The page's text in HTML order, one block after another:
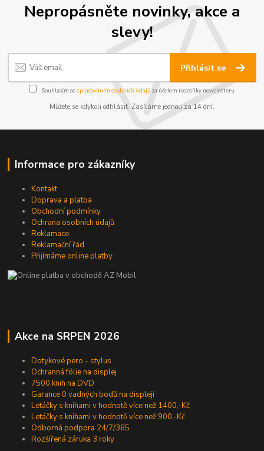
Nepropásněte novinky, akce a
slevy!
Přihlásit se
Souhlasím se zpracováním osobních údajůza účelem rozesílky newsletteru.
Můžete se kdykoli odhlásit. Zasíláme jednou za 14 dní.
Informace pro zákazníky
Kontakt
Doprava a platba
Obchodní podmínky
Ochrana osobních údajů
Reklamace
Reklamační řád
Přijímáme online platby
Akce na SRPEN 2026
Dotykové pero - stylus
Ochranná fólie na displej
7500 knih na DVD
Garance 0 vadných bodů na displeji
Letáčky s knihami v hodnotě více než 1400,-Kč
Letáčky s knihami v hodnotě více než 900,-Kč
Odborná podpora 24/7/365
Rozšířená záruka 3 roky